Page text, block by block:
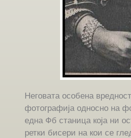
Неговата особена
фотографија односно на
една Фб станица која ни
ретки бисери на кои се